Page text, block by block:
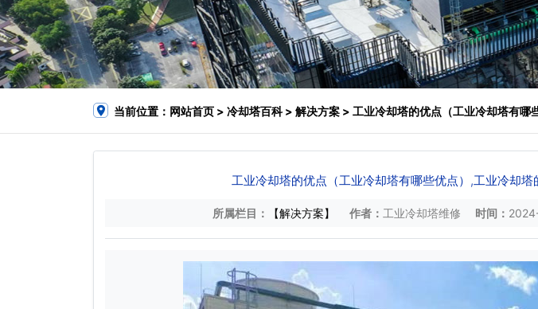
当前位置： 网站首页 > 冷却塔百科> 解决方案 > 工业冷却塔的优点（工业冷却塔有哪
工业冷却塔的优点（工业冷却塔有哪些优点）,工业冷却塔
所属栏目： 【解决方案】 作者： 工业冷却塔维修 时间：